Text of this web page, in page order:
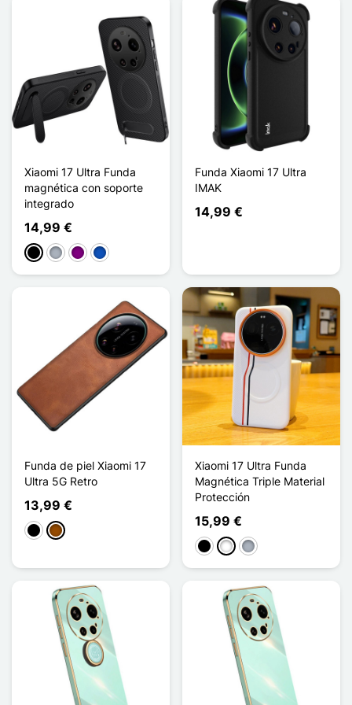
Xiaomi 17 Ultra Funda
magnética con soporte
integrado
14,99 €
NegroGris Púrpura
Saphir
Funda Xiaomi 17 Ultra
IMAK
14,99 €
Funda de piel Xiaomi 17
Ultra 5G Retro
13,99 €
NegroMarrón
Xiaomi 17 Ultra Funda
Magnética Triple Material
Protección
15,99 €
NegroBlanco
Gris